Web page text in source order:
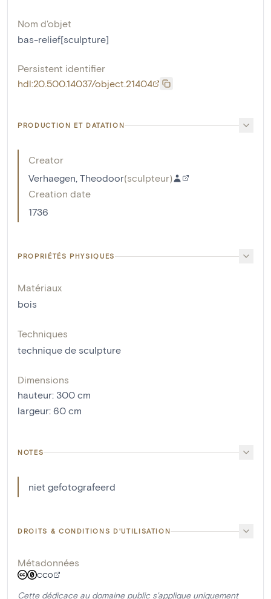
Nom d'objet
bas-relief[sculpture]
Persistent identifier
hdl:20.500.14037/object.21404
PRODUCTION ET DATATION
Creator
Verhaegen, Theodoor(sculpteur)
Creation date
1736
PROPRIÉTÉS PHYSIQUES
Matériaux
bois
Techniques
technique de sculpture
Dimensions
hauteur: 300 cm
largeur: 60 cm
NOTES
niet gefotografeerd
DROITS & CONDITIONS D'UTILISATION
Métadonnées
CC0
Cette dédicace au domaine public s'applique uniquement